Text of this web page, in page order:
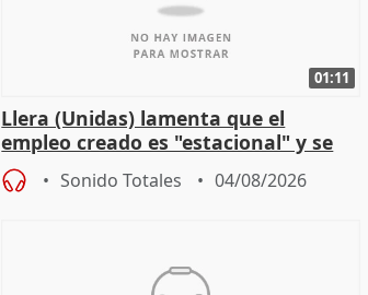
01:11
Llera (Unidas) lamenta que el
empleo creado es "estacional" y se
"esfumará" al acabar el verano
Sonido Totales 04/08/2026